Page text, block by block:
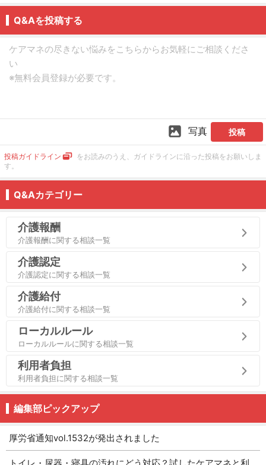
Q&Aを投稿する
写真 投稿
投稿ガイドライン
をお読みのうえ、ガイドラインに沿った投稿をお願いしま
す。
Q&Aカテゴリー
介護報酬
介護報酬に関する相談一覧
介護認定
介護認定に関する相談一覧
介護給付
介護給付に関する相談一覧
ローカルルール
ローカルルールに関する相談一覧
利用者負担
利用者負担に関する相談一覧
編集部ピックアップ
厚労省通知vol.1532が発出されました